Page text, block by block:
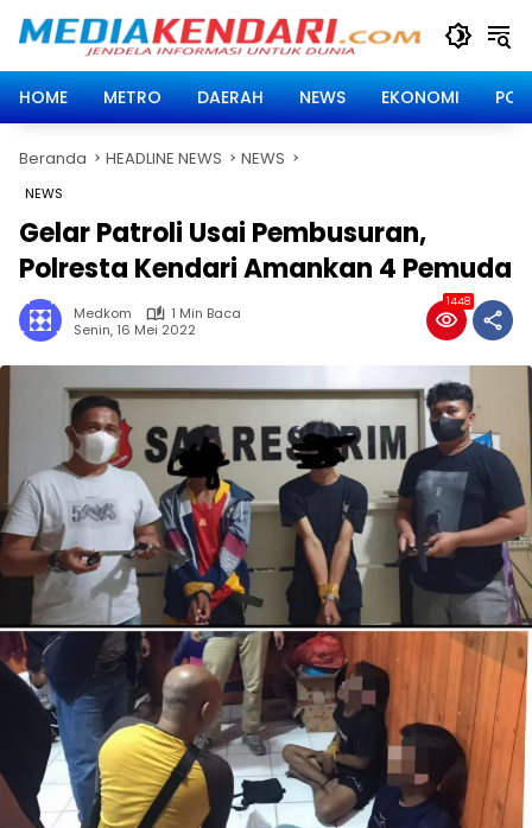
HOME
METRO DAERAH NEWS EKONOMI
Beranda HEADLINE NEWS NEWS
NEWS
Gelar Patroli Usai Pembusuran,
Polresta Kendari Amankan 4 Pemuda
Medkom
1 Min Baca
Senin, 16 Mei 2022
1448